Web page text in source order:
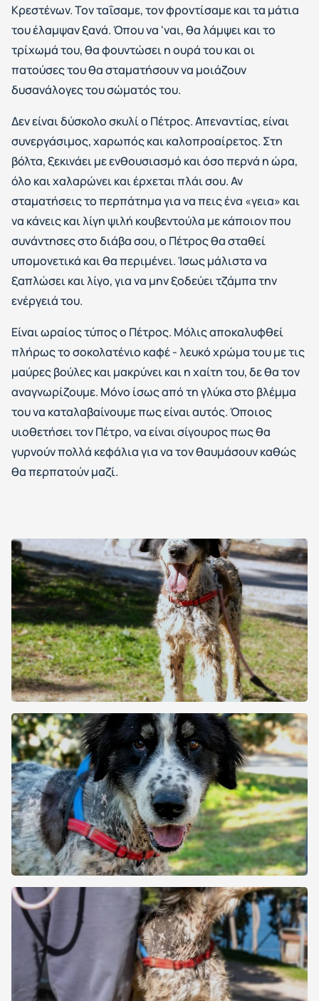
Κρεστένων. Τον ταΐσαμε, τον φροντίσαμε και τα μάτια
του έλαμψαν ξανά. Όπου να 'ναι, θα λάμψει και το
τρίχωμά του, θα φουντώσει η ουρά του και οι
πατούσες του θα σταματήσουν να μοιάζουν
δυσανάλογες του σώματός του.
Δεν είναι δύσκολο σκυλί ο Πέτρος. Απεναντίας, είναι
συνεργάσιμος, χαρωπός και καλοπροαίρετος. Στη
βόλτα, ξεκινάει με ενθουσιασμό και όσο περνά η ώρα,
όλο και χαλαρώνει και έρχεται πλάι σου. Αν
σταματήσεις το περπάτημα για να πεις ένα «γεια» και
να κάνεις και λίγη ψιλή κουβεντούλα με κάποιον που
συνάντησες στο διάβα σου, ο Πέτρος θα σταθεί
υπομονετικά και θα περιμένει. Ίσως μάλιστα να
ξαπλώσει και λίγο, για να μην ξοδεύει τζάμπα την
ενέργειά του.
Είναι ωραίος τύπος ο Πέτρος. Μόλις αποκαλυφθεί
πλήρως το σοκολατένιο καφέ - λευκό χρώμα του με τις
μαύρες βούλες και μακρύνει και η χαίτη του, δε θα τον
αναγνωρίζουμε. Μόνο ίσως από τη γλύκα στο βλέμμα
του να καταλαβαίνουμε πως είναι αυτός. Όποιος
υιοθετήσει τον Πέτρο, να είναι σίγουρος πως θα
γυρνούν πολλά κεφάλια για να τον θαυμάσουν καθώς
θα περπατούν μαζί.